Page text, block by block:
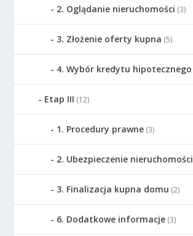
2. Oglądanie nieruchomości (3)
3. Złożenie oferty kupna (5)
4. Wybór kredytu hipotecznego
Etap III (12)
1. Procedury prawne (3)
2. Ubezpieczenie nieruchomości
3. Finalizacja kupna domu (2)
6. Dodatkowe informacje (3)